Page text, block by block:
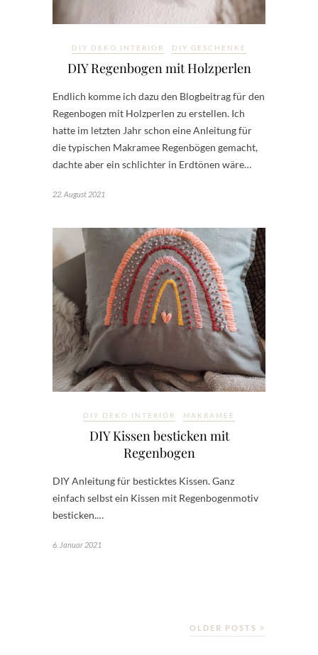
DIY DEKO INTERIOR DIY GESCHENKE
DIY Regenbogen mit Holzperlen
Endlich komme ich dazu den Blogbeitrag für den
Regenbogen mit Holzperlen zu erstellen. Ich
hatte im letzten Jahr schon eine Anleitung für
die typischen Makramee Regenbögen gemacht,
dachte aber ein schlichter in Erdtönen wäre…
22. August 2021
DIY DEKO INTERIOR MAKRAMEE
DIY Kissen besticken mit
Regenbogen
DIY Anleitung für besticktes Kissen. Ganz
einfach selbst ein Kissen mit Regenbogenmotiv
besticken.…
6. Januar 2021
OLDER POSTS